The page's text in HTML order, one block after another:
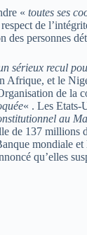
« toutes ses
de
des personnes
sérieux recul
Afrique, et le
de la
« . Les Etats-
au
de 137 millions
mondiale
qu’elles